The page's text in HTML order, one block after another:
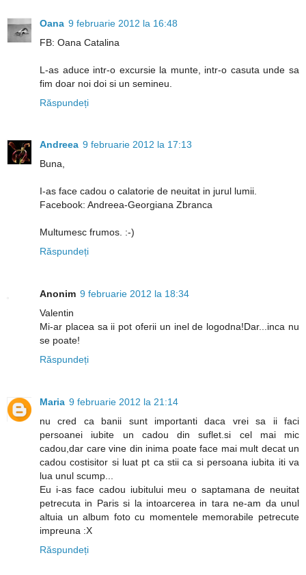
Oana 9 februarie 2012 la 16:48
FB: Oana Catalina
L-as aduce intr-o excursie la munte, intr-o casuta unde sa
fim doar noi doi si un semineu.
Răspundeți
Andreea 9 februarie 2012 la 17:13
Buna,
I-as face cadou o calatorie de neuitat in jurul lumii.
Facebook: Andreea-Georgiana Zbranca
Multumesc frumos. :-)
Răspundeți
Anonim 9 februarie 2012 la 18:34
Valentin
Mi-ar placea sa ii pot oferii un inel de logodna!Dar...inca nu
se poate!
Răspundeți
Maria 9 februarie 2012 la 21:14
nu cred ca banii sunt importanti daca vrei sa ii faci
persoanei iubite un cadou din suflet.si cel mai mic
cadou,dar care vine din inima poate face mai mult decat un
cadou costisitor si luat pt ca stii ca si persoana iubita iti va
lua unul scump...
Eu i-as face cadou iubitului meu o saptamana de neuitat
petrecuta in Paris si la intoarcerea in tara ne-am da unul
altuia un album foto cu momentele memorabile petrecute
impreuna :X
Răspundeți